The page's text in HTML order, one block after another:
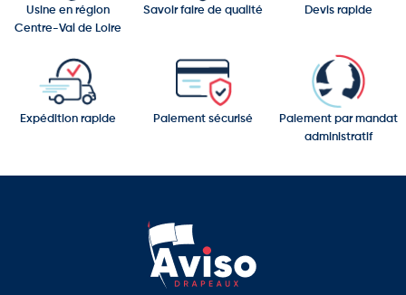
Usine en région
Centre-Val de Loire
Savoir faire de qualité Devis rapide
Expédition rapide Paiement sécurisé
Paiement par mandat
administratif